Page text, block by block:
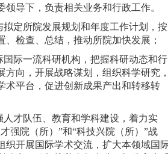
领导下，负责相关业务和行政工作。
拟定所院发展规划和年度工作计划，按
、检查、总结，推动所院加快发展；
国际一流科研机构，把握科研动态和行
方向，开展战略谋划，组织科学研究，
术平台，促进创新成果产出和转移转
人才队伍、教育和学科建设，着力实
强院（所）”和“科技兴院（所）”战
织开展国际学术交流，扩大本领域国